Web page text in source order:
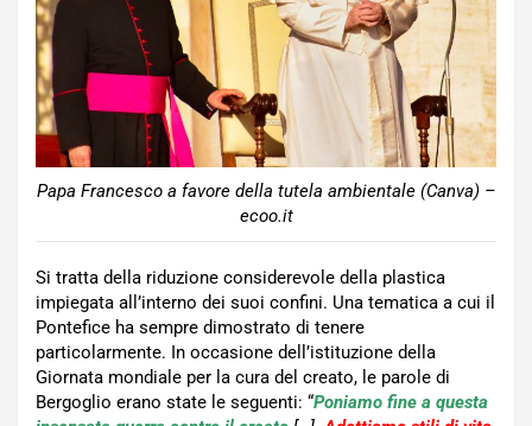
Papa Francesco a favore della tutela ambientale (Canva) –
ecoo.it
Si tratta della riduzione considerevole della plastica
impiegata all’interno dei suoi confini. Una tematica a cui il
Pontefice ha sempre dimostrato di tenere
particolarmente. In occasione dell’istituzione della
Giornata mondiale per la cura del creato, le parole di
Bergoglio erano state le seguenti: “Poniamo fine a questa